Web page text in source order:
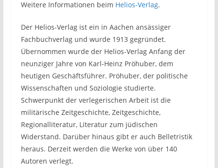
Weitere Informationen beim Helios-Verlag.
Der Helios-Verlag ist ein in Aachen ansässiger
Fachbuchverlag und wurde 1913 gegründet.
Übernommen wurde der Helios-Verlag Anfang der
neunziger Jahre von Karl-Heinz Pröhuber, dem
heutigen Geschäftsführer. Pröhuber, der politische
Wissenschaften und Soziologie studierte.
Schwerpunkt der verlegerischen Arbeit ist die
militärische Zeitgeschichte, Zeitgeschichte,
Regionalliteratur, Literatur zum jüdischen
Widerstand. Darüber hinaus gibt er auch Belletristik
heraus. Derzeit werden die Werke von über 140
Autoren verlegt.